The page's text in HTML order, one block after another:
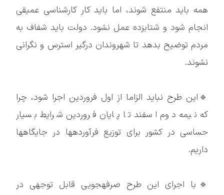
همه باید منتفع شوند، اما باید کار کارشناسی عمیقی
انجام شود و شتابزده عمل نشود. دولت باید شفاف به
مردم توضیح بدهد تا شهروندان درگیر استرس و نگرانی
نشوند.
🔹این طرح نباید الزاما از اول فروردین اجرا شود، چرا
که نیمه دوم اسفند تا پایان فروردین شرایط بسیار
حساسی در کشور برای توزیع فرآوردهها در جایگاهها
داریم.
🔹با اجرای این طرح صرفهجویی قابل توجهی در